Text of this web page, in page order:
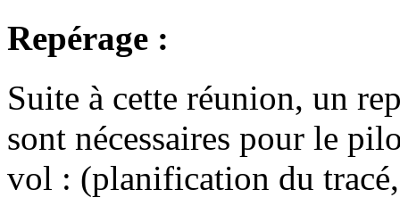
Repérage :
Suite à cette réunion, un
sont nécessaires pour le
vol : (planification du